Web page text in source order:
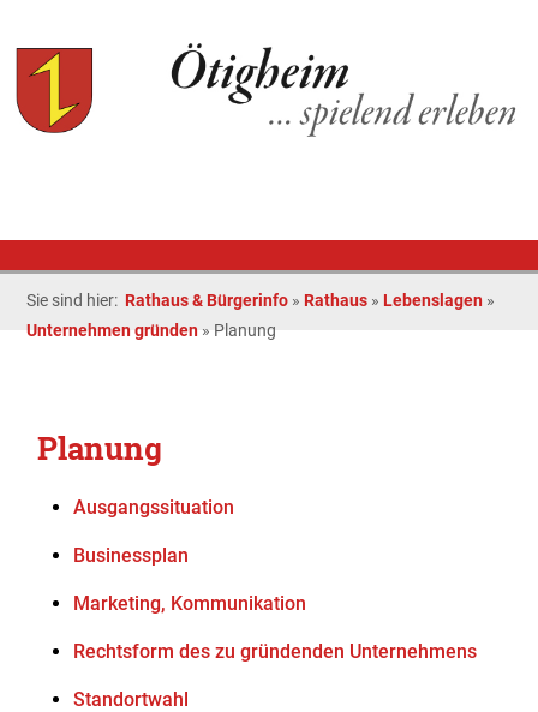
Sie sind hier: Rathaus & Bürgerinfo » Rathaus » Lebenslagen »
Unternehmen gründen » Planung
Planung
Ausgangssituation
Businessplan
Marketing, Kommunikation
Rechtsform des zu gründenden Unternehmens
Standortwahl